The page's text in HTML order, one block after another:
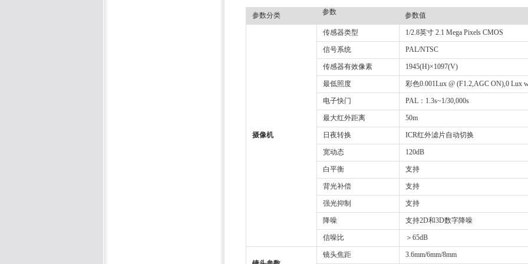
参数分类 参数 参数值
摄像机
传感器类型 1/2.8英寸 2.1 Mega Pixels CMOS
信号系统 PAL/NTSC
传感器有效像素 1945(H)×1097(V)
最低照度 彩色0.001Lux @ (F1.2,AGC ON),0 Lux
电子快门 PAL：1.3s~1/30,000s
最大红外距离 50m
日夜转换 ICR红外滤片自动切换
宽动态 120dB
白平衡 支持
背光补偿 支持
强光抑制 支持
降噪 支持2D和3D数字降噪
信噪比 ＞65dB
镜头焦距 3.6mm/6mm/8mm